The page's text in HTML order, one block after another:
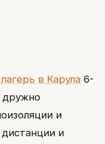
в Карула 6-
дружно
и
и